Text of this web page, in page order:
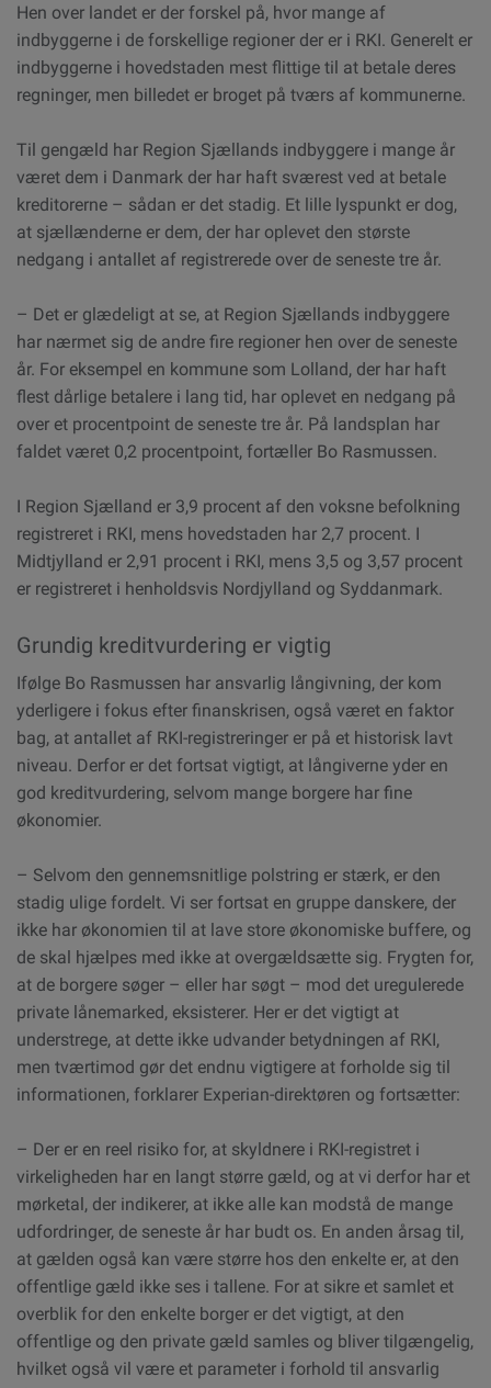
Hen over landet er der forskel på, hvor mange af
indbyggerne i de forskellige regioner der er i RKI. Generelt er
indbyggerne i hovedstaden mest flittige til at betale deres
regninger, men billedet er broget på tværs af kommunerne.
Til gengæld har Region Sjællands indbyggere i mange år
været dem i Danmark der har haft sværest ved at betale
kreditorerne – sådan er det stadig. Et lille lyspunkt er dog,
at sjællænderne er dem, der har oplevet den største
nedgang i antallet af registrerede over de seneste tre år.
– Det er glædeligt at se, at Region Sjællands indbyggere
har nærmet sig de andre fire regioner hen over de seneste
år. For eksempel en kommune som Lolland, der har haft
flest dårlige betalere i lang tid, har oplevet en nedgang på
over et procentpoint de seneste tre år. På landsplan har
faldet været 0,2 procentpoint, fortæller Bo Rasmussen.
I Region Sjælland er 3,9 procent af den voksne befolkning
registreret i RKI, mens hovedstaden har 2,7 procent. I
Midtjylland er 2,91 procent i RKI, mens 3,5 og 3,57 procent
er registreret i henholdsvis Nordjylland og Syddanmark.
Grundig kreditvurdering er vigtig
Ifølge Bo Rasmussen har ansvarlig långivning, der kom
yderligere i fokus efter finanskrisen, også været en faktor
bag, at antallet af RKI-registreringer er på et historisk lavt
niveau. Derfor er det fortsat vigtigt, at långiverne yder en
god kreditvurdering, selvom mange borgere har fine
økonomier.
– Selvom den gennemsnitlige polstring er stærk, er den
stadig ulige fordelt. Vi ser fortsat en gruppe danskere, der
ikke har økonomien til at lave store økonomiske buffere, og
de skal hjælpes med ikke at overgældsætte sig. Frygten for,
at de borgere søger – eller har søgt – mod det uregulerede
private lånemarked, eksisterer. Her er det vigtigt at
understrege, at dette ikke udvander betydningen af RKI,
men tværtimod gør det endnu vigtigere at forholde sig til
informationen, forklarer Experian-direktøren og fortsætter:
– Der er en reel risiko for, at skyldnere i RKI-registret i
virkeligheden har en langt større gæld, og at vi derfor har et
mørketal, der indikerer, at ikke alle kan modstå de mange
udfordringer, de seneste år har budt os. En anden årsag til,
at gælden også kan være større hos den enkelte er, at den
offentlige gæld ikke ses i tallene. For at sikre et samlet et
overblik for den enkelte borger er det vigtigt, at den
offentlige og den private gæld samles og bliver tilgængelig,
hvilket også vil være et parameter i forhold til ansvarlig